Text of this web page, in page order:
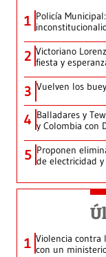
1 Policía
2 Victoriano
fiesta y
3 Vuelven los
4 Balladares y
y Colombia con
5 Proponen
de electricidad y
1 Violencia contra
con un